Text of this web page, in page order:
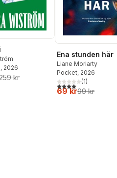
, 2026
kr
Ena stunden här
Liane Moriarty
Pocket, 2026
4,0utav 5 stjärnor.
(1)
69 kr99 kr